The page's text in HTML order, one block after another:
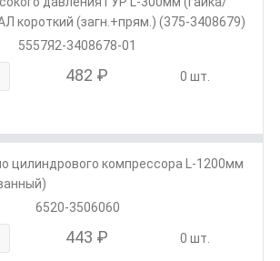
короткий (загн.+прям.) (375-3408679)
5557Я2-3408678-01
482 ₽ 0 шт.
цилиндрового компрессора L-1200мм
6520-3506060
443 ₽ 0 шт.